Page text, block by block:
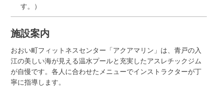
す。）
施設案内
おおい町フィットネスセンター「アクアマリン」は、青戸の入
江の美しい海が見える温水プールと充実したアスレチックジム
が自慢です。各人に合わせたメニューでインストラクターが丁
寧に指導します。